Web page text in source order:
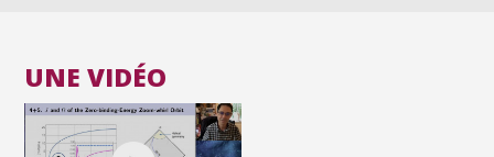
UNE VIDÉO